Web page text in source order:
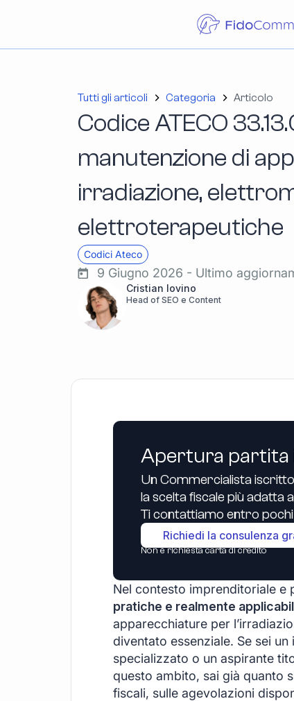
Tutti gli articoli Categoria Articolo
Codice ATECO
manutenzione di
irradiazione,
elettroterapeutiche
Codici Ateco
9 Giugno 2026 - Ultimo
Cristian Iovino
Head of SEO e Content
Apertura partita
Un Commercialista
la scelta fiscale più adatta
Ti contattiamo entro
Richiedi la consulenza
Non è richiesta carta di credito
Nel contesto imprenditoriale e
pratiche e realmente
apparecchiature per
diventato essenziale. Se sei
specializzato o un aspirante
questo ambito, sai già quanto
fiscali, sulle agevolazioni